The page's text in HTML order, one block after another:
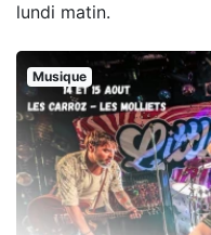
lundi matin.
Musique